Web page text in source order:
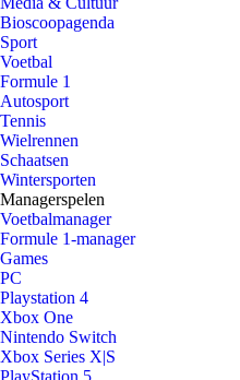
Bioscoopagenda
Sport
Voetbal
Formule 1
Autosport
Tennis
Wielrennen
Schaatsen
Wintersporten
Managerspelen
Voetbalmanager
Formule 1-manager
Games
PC
Playstation 4
Xbox One
Nintendo Switch
Xbox Series X|S
PlayStation 5